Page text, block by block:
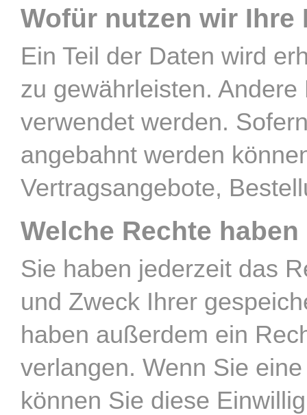
Wofür nutzen wir Ihre
Ein Teil der Daten wird
zu gewährleisten.
verwendet werden.
angebahnt werden
Vertragsangebote,
Welche Rechte
Sie haben jederzeit das
und Zweck Ihrer
haben außerdem ein
verlangen. Wenn Sie
können Sie diese